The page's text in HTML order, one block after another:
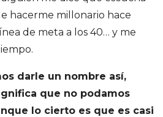
hacerme millonario hace
de meta a los 40… y me
darle un nombre así,
que no podamos
lo cierto es que es casi